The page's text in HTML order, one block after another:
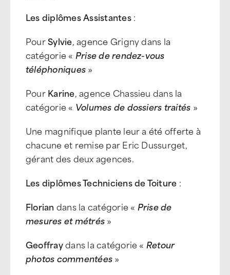
Les diplômes Assistantes:
PourSylvie, agence Grigny dans la
catégorie « Prise de rendez-vous
téléphoniques»
PourKarine, agence Chassieu dans la
catégorie « Volumes de dossiers traités »
Une magnifique plante leur a été offerte à
chacune et remise par Eric Dussurget,
gérant des deux agences.
Les diplômes Techniciens de Toiture :
Florian dans la catégorie « Prise de
mesures et métrés»
Geoffraydans la catégorie « Retour
photos commentées»